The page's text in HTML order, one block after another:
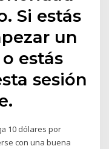
Si estás
un
estás
sesión
10 dólares por
con una buena